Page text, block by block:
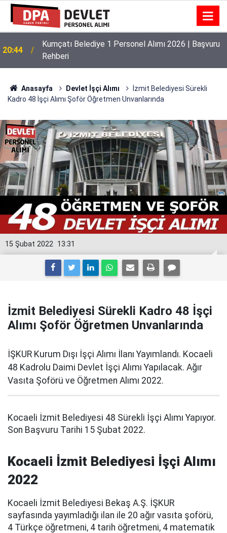
20:44
Kumçatı Belediye 1 Personel Alımı 2026 | Başvuru
Rehberi
Anasayfa Devlet İşçi Alımı
İzmit Belediyesi Sürekli
Kadro 48 İşçi Alımı Şoför Öğretmen Unvanlarında
13:31
15 Şubat 2022
İzmit Belediyesi Sürekli Kadro 48 İşçi
Alımı Şoför Öğretmen Unvanlarında
İŞKUR Kurum Dışı İşçi Alımı İlanı Yayımlandı. Kocaeli
48 Kadrolu Daimi Devlet İşçi Alımı Yapılacak. Ağır
Vasıta Şoförü ve Öğretmen Alımı 2022.
Kocaeli İzmit Belediyesi 48 Sürekli İşçi Alımı Yapıyor.
Son Başvuru Tarihi 15 Şubat 2022.
Kocaeli İzmit Belediyesi İşçi Alımı
2022
Kocaeli İzmit Belediyesi Bekaş A.Ş. İŞKUR
sayfasında yayımladığı ilan ile 20 ağır vasıta şoförü,
4 Türkçe öğretmeni, 4 tarih öğretmeni, 4 matematik